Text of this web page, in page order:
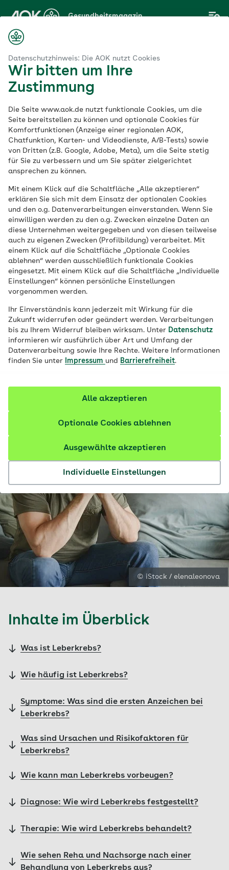
Datenschutzhinweis: Die AOK nutzt Cookies
Wir bitten um Ihre
Zustimmung
Die Seite www.aok.de nutzt funktionale Cookies, um die
Seite bereitstellen zu können und optionale Cookies für
Komfortfunktionen (Anzeige einer regionalen AOK,
Chatfunktion, Karten- und Videodienste, A/B-Tests) sowie
von Dritten (z.B. Google, Adobe, Meta), um die Seite stetig
für Sie zu verbessern und um Sie später zielgerichtet
ansprechen zu können.
Mit einem Klick auf die Schaltfläche „Alle akzeptieren“
erklären Sie sich mit dem Einsatz der optionalen Cookies
und den o.g. Datenverarbeitungen einverstanden. Wenn Sie
einwilligen werden zu den o.g. Zwecken einzelne Daten an
diese Unternehmen weitergegeben und von diesen teilweise
auch zu eigenen Zwecken (Profilbildung) verarbeitet. Mit
einem Klick auf die Schaltfläche „Optionale Cookies
ablehnen“ werden ausschließlich funktionale Cookies
eingesetzt. Mit einem Klick auf die Schaltfläche „Individuelle
Einstellungen“ können persönliche Einstellungen
vorgenommen werden.
Ihr Einverständnis kann jederzeit mit Wirkung für die
Zukunft widerrufen oder geändert werden. Verarbeitungen
bis zu Ihrem Widerruf bleiben wirksam. Unter Datenschutz
informieren wir ausführlich über Art und Umfang der
Datenverarbeitung sowie Ihre Rechte. Weitere Informationen
finden Sie unter
Impressum und Barrierefreiheit.
Individuelle Einstellungen
Ausgewählte akzeptieren
Optionale Cookies ablehnen
Alle akzeptieren
Hauptinhalt
springen
Gesundheitsmagazin
Leberkrebs:
Symptome, Ursachen
und Therapie im
Überblick
Veröffentlicht am:
06.07.2026 7 Minuten Lesedauer
Leberkrebs ist selten und verursacht im
Frühstadium keine typischen
Beschwerden. Oft wird ein
Behandlung richtet sich nach der
Ausdehnung des Tumors und danach, wie
gut die Leberfunktion ist.
© iStock / elenaleonova
Inhalte im Überblick
Was ist Leberkrebs?
Wie häufig ist Leberkrebs?
Symptome: Was sind die ersten Anzeichen bei
Leberkrebs?
Was sind Ursachen und Risikofaktoren für
Leberkrebs?
Wie kann man Leberkrebs vorbeugen?
Diagnose: Wie wird Leberkrebs festgestellt?
Therapie: Wie wird Leberkrebs behandelt?
Wie sehen Reha und Nachsorge nach einer
Behandlung von Leberkrebs aus?